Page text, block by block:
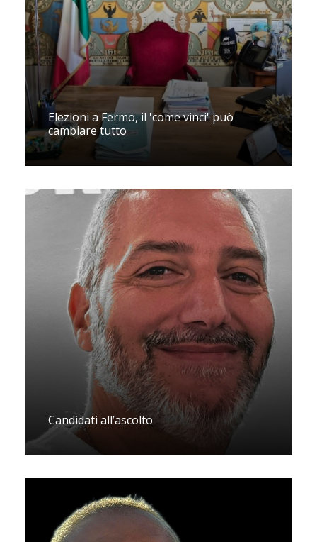
Elezioni a Fermo, il 'come vinci' può
cambiare tutto
Candidati all’ascolto